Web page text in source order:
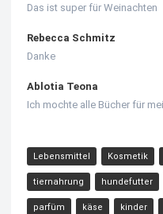
Das ist super für Weinachten
Rebecca Schmitz
Danke
Ablotia Teona
Ich mochte alle Bücher für
Lebensmittel Kosmetik
tiernahrung hundefutter
parfüm käse kinder